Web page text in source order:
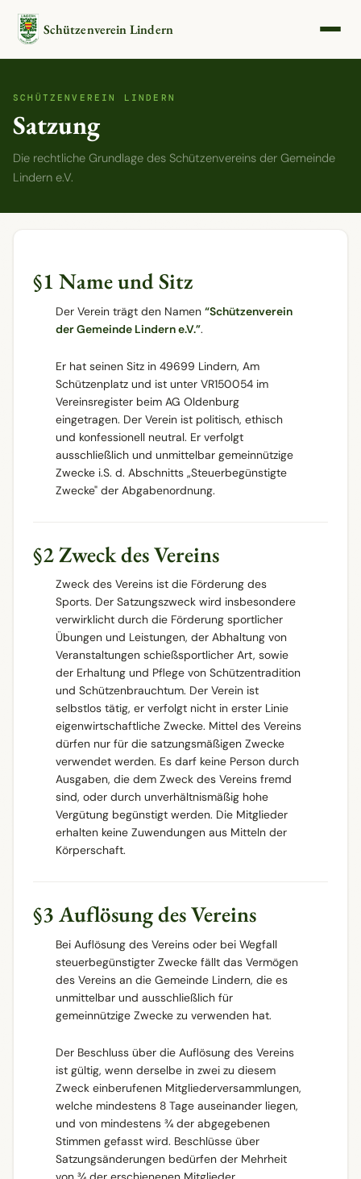
Schützenverein Lindern
SCHÜTZENVEREIN LINDERN
Satzung
Die rechtliche Grundlage des Schützenvereins der Gemeinde
Lindern e.V.
§1 Name und Sitz
Der Verein trägt den Namen “Schützenverein
der Gemeinde Lindern e.V.”.
Er hat seinen Sitz in 49699 Lindern, Am
Schützenplatz und ist unter VR150054 im
Vereinsregister beim AG Oldenburg
eingetragen. Der Verein ist politisch, ethisch
und konfessionell neutral. Er verfolgt
ausschließlich und unmittelbar gemeinnützige
Zwecke i.S. d. Abschnitts „Steuerbegünstigte
Zwecke" der Abgabenordnung.
§2 Zweck des Vereins
Zweck des Vereins ist die Förderung des
Sports. Der Satzungszweck wird insbesondere
verwirklicht durch die Förderung sportlicher
Übungen und Leistungen, der Abhaltung von
Veranstaltungen schießsportlicher Art, sowie
der Erhaltung und Pflege von Schützentradition
und Schützenbrauchtum. Der Verein ist
selbstlos tätig, er verfolgt nicht in erster Linie
eigenwirtschaftliche Zwecke. Mittel des Vereins
dürfen nur für die satzungsmäßigen Zwecke
verwendet werden. Es darf keine Person durch
Ausgaben, die dem Zweck des Vereins fremd
sind, oder durch unverhältnismäßig hohe
Vergütung begünstigt werden. Die Mitglieder
erhalten keine Zuwendungen aus Mitteln der
Körperschaft.
§3 Auflösung des Vereins
Bei Auflösung des Vereins oder bei Wegfall
steuerbegünstigter Zwecke fällt das Vermögen
des Vereins an die Gemeinde Lindern, die es
unmittelbar und ausschließlich für
gemeinnützige Zwecke zu verwenden hat.
Der Beschluss über die Auflösung des Vereins
ist gültig, wenn derselbe in zwei zu diesem
Zweck einberufenen Mitgliederversammlungen,
welche mindestens 8 Tage auseinander liegen,
und von mindestens ¾ der abgegebenen
Stimmen gefasst wird. Beschlüsse über
Satzungsänderungen bedürfen der Mehrheit